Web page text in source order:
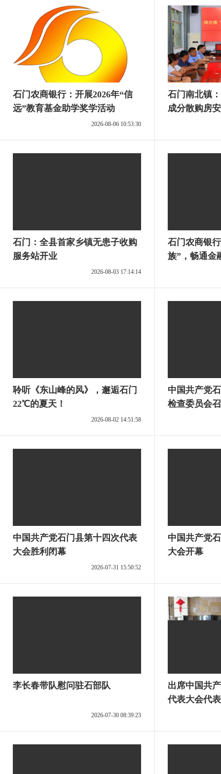
石门农商银行：开展2026年“信
远”教育基金助学奖学活动
2026-08-06 10:53:30
石门南北镇
成分散购房
石门：全县首家乡镇无患子收购
服务站开业
2026-08-03 17:14:14
石门农商银
族”，畅通金
聆听《东山峰的风》，邂逅石门
22℃的夏天！
2026-08-02 14:51:58
中国共产党
检查委员会
中国共产党石门县第十四次代表
大会胜利闭幕
2026-07-31 15:50:52
中国共产党
大会开幕
李长春带队慰问驻石部队
2026-07-30 08:39:23
出席中国共
代表大会代